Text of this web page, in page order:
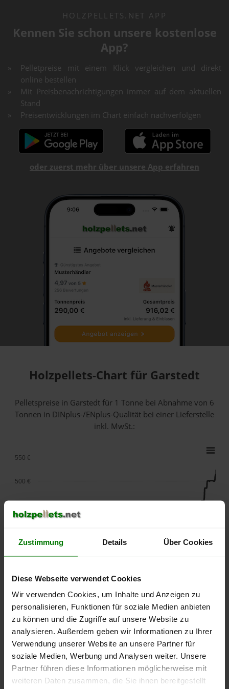
Zustimmung Details Über Cookies
Diese Webseite verwendet Cookies
Wir verwenden Cookies, um Inhalte und Anzeigen zu
personalisieren, Funktionen für soziale Medien anbieten
zu können und die Zugriffe auf unsere Website zu
analysieren. Außerdem geben wir Informationen zu Ihrer
Verwendung unserer Website an unsere Partner für
soziale Medien, Werbung und Analysen weiter. Unsere
Partner führen diese Informationen möglicherweise mit
weiteren Daten zusammen, die Sie ihnen bereitgestellt
HOLZPELLETS.NET APP
Kennen Sie schon unsere kostenlose
App?
Pelletpreise mit einem Klick vergleichen und direkt
online bestellen
Mit Preisbenachrichtigungen immer auf dem aktuellen
Stand
Preisentwicklungen im Chart einfach nachverfolgen
oder zuerst mehr über unsere App erfahren
Holzpellets-Chart für Garstedt
Pelletspreise in Garstedt für 1 Tonne bei Abnahmevon 6
Tonnen in DINplus-/ENplus-Qualität bei einer Lieferstelle
inkl. MwSt.:
lose Ware Sackware
September
Januar
Mai
250 €
300 €
500 €
550 €
Die aktuelle Preisentwicklung für Holzpellets in Deutschland
können Sie jederzeit auf unsererPelletspreise-Seite
nachvollziehen.